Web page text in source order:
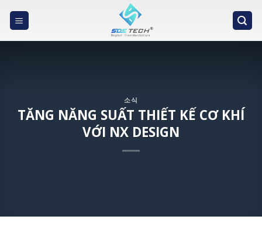
소식
TĂNG NĂNG SUẤT THIẾT KẾ CƠ KHÍ
VỚI NX DESIGN